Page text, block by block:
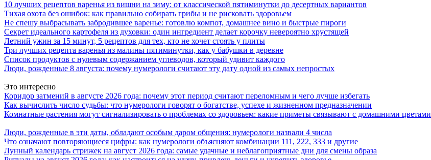
10 лучших рецептов варенья из вишни на зиму: от классической пятиминутки до десертных вариантов
Тихая охота без ошибок: как правильно собирать грибы и не рисковать здоровьем
Не спешу выбрасывать забродившее варенье: готовлю компот, домашнее вино и быстрые пироги
Секрет идеального картофеля из духовки: один ингредиент делает корочку невероятно хрустящей
Летний ужин за 15 минут, 5 рецептов для тех, кто не хочет стоять у плиты
Три лучших рецепта варенья из малины пятиминутки, как у бабушки в деревне
Список продуктов с нулевым содержанием углеводов, который удивит каждого
Люди, рожденные 8 августа: почему нумерологи считают эту дату одной из самых непростых
Это интересно
Коридор затмений в августе 2026 года: почему этот период считают переломным и чего лучше избегать
Как вычислить число судьбы: что нумерологи говорят о богатстве, успехе и жизненном предназначении
Комнатные растения могут сигнализировать о проблемах со здоровьем: какие приметы связывают с домашними цветами
Люди, рожденные в эти даты, обладают особым даром общения: нумерологи назвали 4 числа
Что означают повторяющиеся цифры: как нумерологи объясняют комбинации 111, 222, 333 и другие
Лунный календарь стрижек на август 2026 года: самые удачные и неблагоприятные дни для смены образа